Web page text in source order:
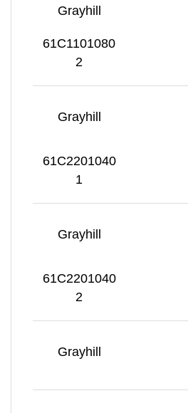
Grayhill
61C1101080
2
Grayhill
61C2201040
1
Grayhill
61C2201040
2
Grayhill